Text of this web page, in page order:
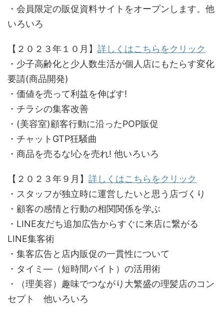
・会員限定の販促資料サイトをオープンします。他
いろいろ
【２０２３年１０月】 詳しくはこちらをクリック
・少子高齢化と少人数生活が個人店にもたらす変化
要請(商品開発)
・価値を売って利益を伸ばす!
・チラシの集客改善
・(美容室)顧客行動に沿ったPOP販促
・チャットGTP狂騒曲
・商品を売るな!心を売れ! 他いろいろ
【２０２３年９月】 詳しくはこちらをクリック
・スタッフが独立時に運営したいと思う店づくり
・顧客の感情と行動の相関関係を学ぶ
・LINE友だち追加広告からすぐに来店に繋がる
LINE集客術
・集客広告と店内販促の一貫性について
・タイミ―（短時間バイト）の活用術
・（理美容）趣味でつながり大繁盛の理髪店のコン
セプト 他いろいろ